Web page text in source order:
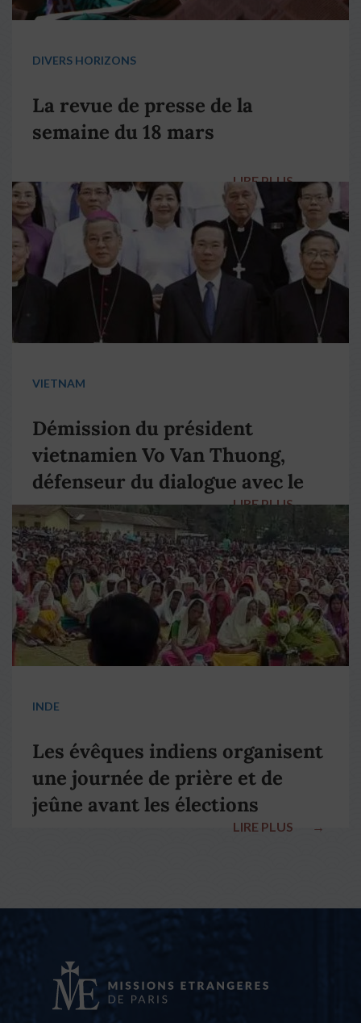
DIVERS HORIZONS
La revue de presse de la
semaine du 18 mars
LIRE PLUS →
VIETNAM
Démission du président
vietnamien Vo Van Thuong,
défenseur du dialogue avec le
pape François
LIRE PLUS →
INDE
Les évêques indiens organisent
une journée de prière et de
jeûne avant les élections
LIRE PLUS →